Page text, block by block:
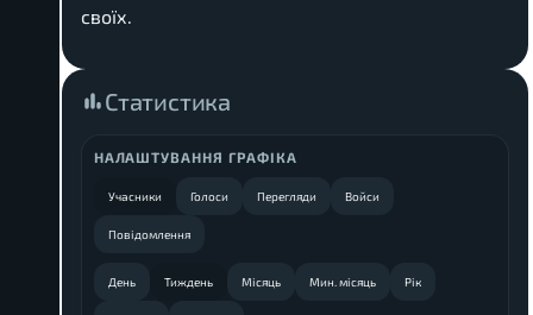
своїх.
Статистика
НАЛАШТУВАННЯ ГРАФІКА
Учасники Голоси Перегляди Войси
Повідомлення
День Тиждень Місяць Мин. місяць Рік